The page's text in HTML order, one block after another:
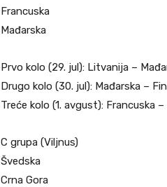
Francuska
Mađarska
Prvo kolo (29. jul): Litvanija –
Drugo kolo (30. jul): Mađarska –
Treće kolo (1. avgust): Francuska
C grupa (Viljnus)
Švedska
Crna Gora